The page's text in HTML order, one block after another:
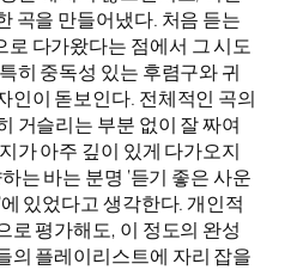
곡을 만들어냈다. 처음 듣는
다가왔다는 점에서 그 시도
히 중독성 있는 후렴구와 귀
인이 돋보인다. 전체적인 곡의
거슬리는 부분 없이 잘 짜여
가 아주 깊이 있게 다가오지
는 바는 분명 ‘듣기 좋은 사운
에 있었다고 생각한다. 개인적
로 평가해도, 이 정도의 완성
의 플레이리스트에 자리 잡을